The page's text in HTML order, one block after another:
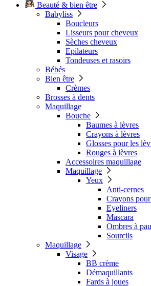
Beauté & bien être
Babyliss
Boucleurs
Lisseurs pour cheveux
Sèches cheveux
Epilateurs
Tondeuses et rasoirs
Bébés
Bien être
Crèmes
Brosses à dents
Maquillage
Bouche
Baumes à lèvres
Crayons à lèvres
Glosses pour les
Rouges à lèvres
Accessoires maquillage
Maquillage
Yeux
Anti-cernes
Crayons
Eyeliners
Mascara
Ombres à
Sourcils
Maquillage
Visage
BB crème
Démaquillants
Fards à joues